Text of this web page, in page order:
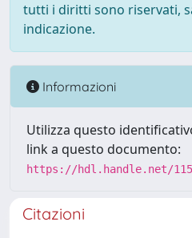
tutti i diritti sono riservati,
indicazione.
Informazioni
Utilizza questo
link a questo documento:
https://hdl.handle.net/
Citazioni